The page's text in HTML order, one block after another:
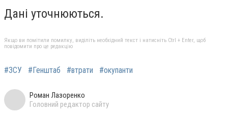
Дані уточнюються.
Якщо ви помітили помилку, виділіть необхідний текст і натисніть Ctrl + Enter, щоб
повідомити про це редакцію
#ЗСУ #Генштаб #втрати #окупанти
Роман Лазоренко
Головний редактор сайту